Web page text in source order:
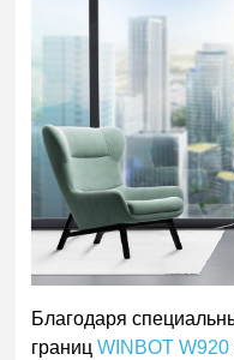
Благодаря
границWINBOT W920